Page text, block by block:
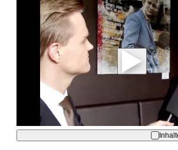
Mit der Wiedergabe dieses
Daten an Youtube
Hinweise dazu erhalten Sie in der